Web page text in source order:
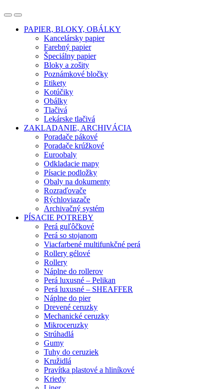
OpenClose
PAPIER, BLOKY, OBÁLKY
Kancelársky papier
Farebný papier
Špeciálny papier
Bloky a zošity
Poznámkové bločky
Etikety
Kotúčiky
Obálky
Tlačivá
Lekárske tlačivá
ZAKLADANIE, ARCHIVÁCIA
Poradače pákové
Poradače krúžkové
Euroobaly
Odkladacie mapy
Písacie podložky
Obaly na dokumenty
Rozraďovače
Rýchloviazače
Archivačný systém
PÍSACIE POTREBY
Perá guľôčkové
Perá so stojanom
Viacfarbené multifunkčné perá
Rollery gélové
Rollery
Náplne do rollerov
Perá luxusné – Pelikan
Perá luxusné – SHEAFFER
Náplne do pier
Drevené ceruzky
Mechanické ceruzky
Mikroceruzky
Strúhadlá
Gumy
Tuhy do ceruziek
Kružidlá
Pravítka plastové a hliníkové
Kriedy